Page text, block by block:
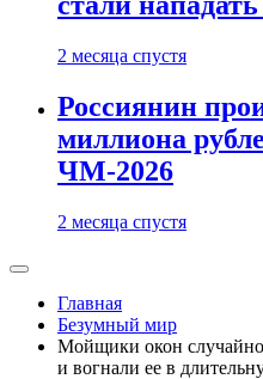
2 месяца спустя
Россиянин
миллиона
ЧМ-2026
2 месяца спустя
Главная
Безумный мир
Мойщики окон
и вогнали ее в